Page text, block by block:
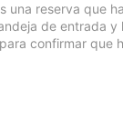
una reserva que
de entrada
confirmar que